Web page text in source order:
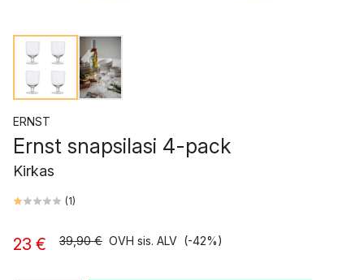
ERNST
Ernst snapsilasi 4-pack
Kirkas
(1)
23 € 39,90 € OVH sis. ALV (-42%)